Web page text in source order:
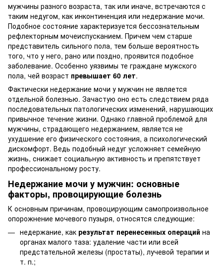
мужчины разного возраста, так или иначе, встречаются с
таким недугом, как инконтиненция или недержание мочи.
Подобное состояние характеризуется бессознательным
рефлекторным мочеиспусканием. Причем чем старше
представитель сильного пола, тем больше вероятность
того, что у него, рано или поздно, проявится подобное
заболевание. Особенно уязвимы те граждане мужского
пола, чей возраст превышает 60 лет.
Фактически недержание мочи у мужчин не является
отдельной болезнью. Зачастую оно есть следствием ряда
последовательных патологических изменений, нарушающих
привычное течение жизни. Однако главной проблемой для
мужчины, страдающего недержанием, является не
ухудшение его физического состояния, а психологический
дискомфорт. Ведь подобный недуг усложняет семейную
жизнь, снижает социальную активность и препятствует
профессиональному росту.
Недержание мочи у мужчин: основные
факторы, провоцирующие болезнь
К основным причинам, провоцирующим самопроизвольное
опорожнение мочевого пузыря, относятся следующие:
недержание, как результат перенесенных операций на
органах малого таза: удаление части или всей
предстательной железы (простаты), лучевой терапии и
т. п.;